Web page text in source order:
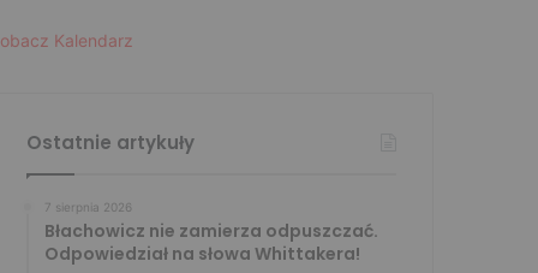
Kalendarz
Ostatnie artykuły
7 sierpnia 2026
Błachowicz nie zamierza odpuszczać.
Odpowiedział na słowa Whittakera!